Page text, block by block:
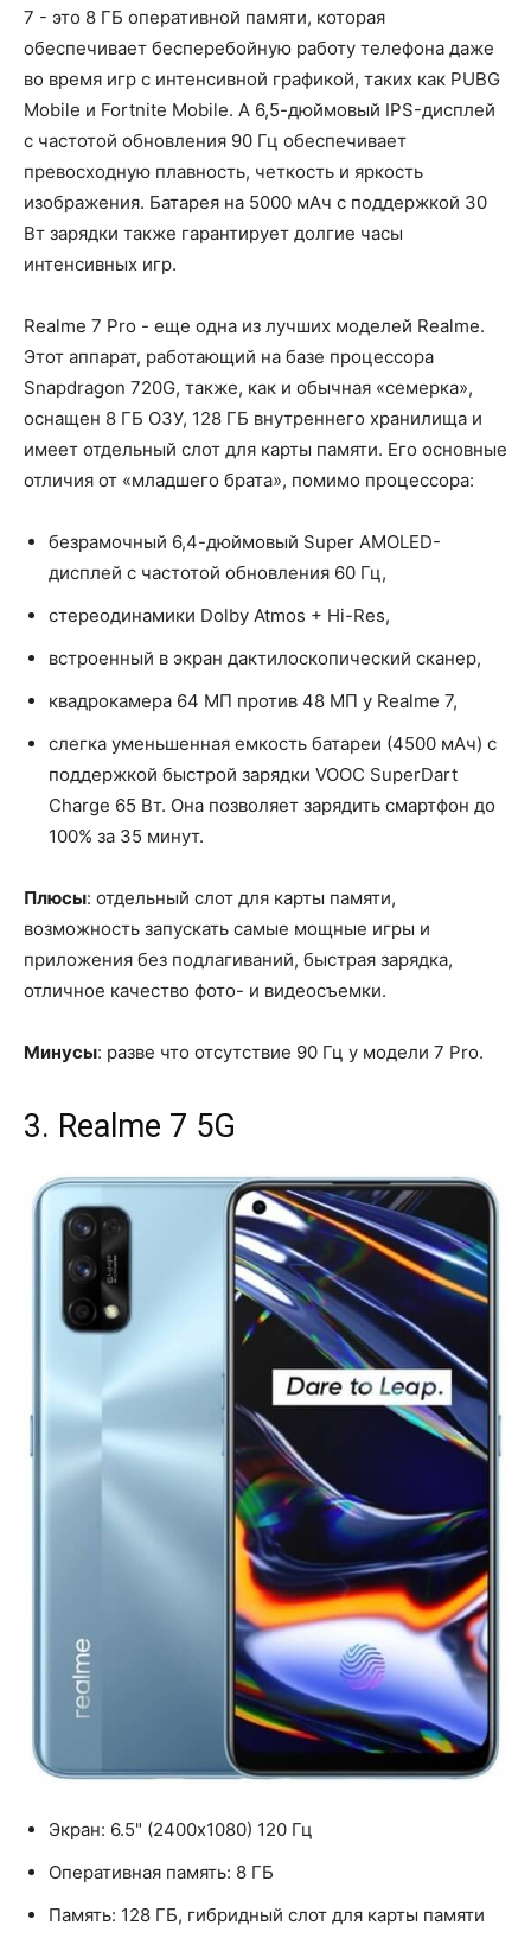
7 - это 8 ГБ оперативной памяти, которая
обеспечивает бесперебойную работу телефона даже
во время игр с интенсивной графикой, таких как PUBG
Mobile и Fortnite Mobile. А 6,5-дюймовый IPS-дисплей
с частотой обновления 90 Гц обеспечивает
превосходную плавность, четкость и яркость
изображения. Батарея на 5000 мАч с поддержкой 30
Вт зарядки также гарантирует долгие часы
интенсивных игр.
Realme 7 Pro - еще одна из лучших моделей Realme.
Этот аппарат, работающий на базе процессора
Snapdragon 720G, также, как и обычная «семерка»,
оснащен 8 ГБ ОЗУ, 128 ГБ внутреннего хранилища и
имеет отдельный слот для карты памяти. Его основные
отличия от «младшего брата», помимо процессора:
безрамочный 6,4-дюймовый Super AMOLED-
дисплей с частотой обновления 60 Гц,
стереодинамики Dolby Atmos + Hi-Res,
встроенный в экран дактилоскопический сканер,
квадрокамера 64 МП против 48 МП у Realme 7,
слегка уменьшенная емкость батареи (4500 мАч) с
поддержкой быстрой зарядки VOOC SuperDart
Charge 65 Вт. Она позволяет зарядить смартфон до
100% за 35 минут.
Плюсы: отдельный слот для карты памяти,
возможность запускать самые мощные игры и
приложения без подлагиваний, быстрая зарядка,
отличное качество фото- и видеосъемки.
Минусы: разве что отсутствие 90 Гц у модели 7 Pro.
3. Realme 7 5G
Экран: 6.5" (2400x1080) 120 Гц
Оперативная память: 8 ГБ
Память: 128 ГБ, гибридный слот для карты памяти